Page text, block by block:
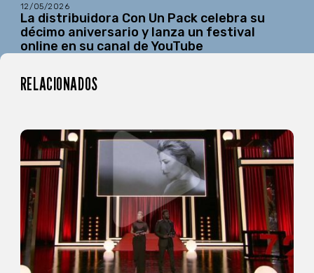
12/05/2026
La distribuidora Con Un Pack celebra su
décimo aniversario y lanza un festival
online en su canal de YouTube
RELACIONADOS